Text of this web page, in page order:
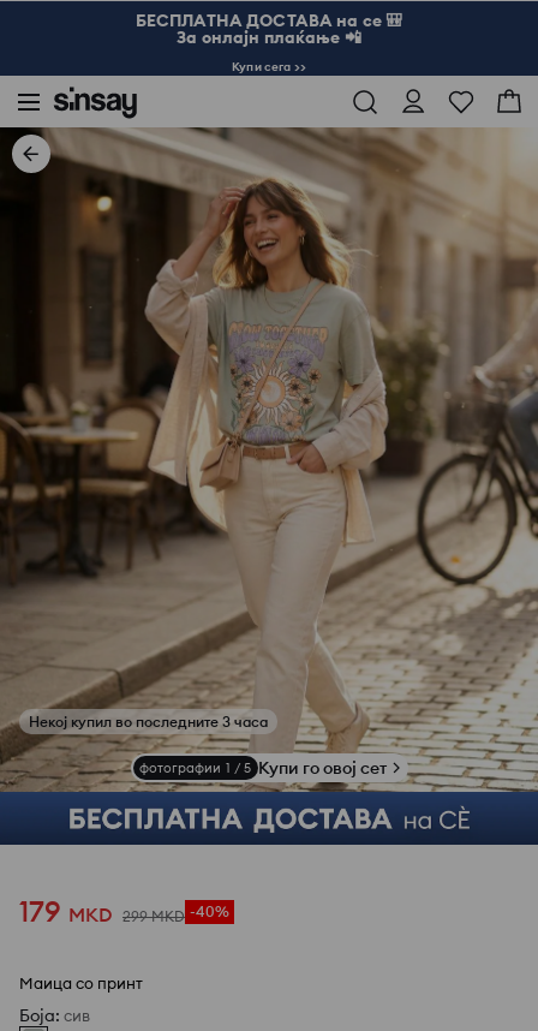
БЕСПЛАТНА ДОСТАВА на се 🎒
За онлајн плаќање 📲
Купи сега >>
фотографии 1 / 5 Купи го овој сет
179 MKD 299 MKD -40%
Маица со принт
Боја: сив